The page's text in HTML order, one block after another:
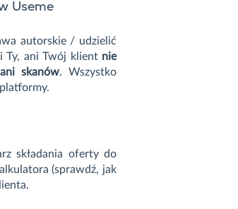
Useme
autorskie / udzielić
Ty, ani Twój klient nie
skanów. Wszystko
składania oferty do
(sprawdź, jak